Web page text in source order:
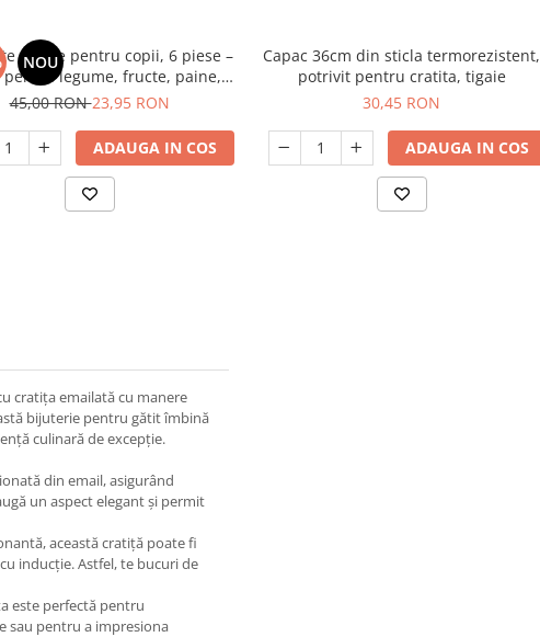
NOU
sigure pentru copii, 6 piese –
legume, fructe, paine,
prajituri – maner ergonomic,
45,00 RON23,95 RON
ADAUGA IN COS
Capac 36cm din sticla termorezistent,
potrivit pentru cratita, tigaie
30,45 RON
ADAUGA IN COS
cratița emailată cu manere
bijuterie pentru gătit îmbină
culinară de excepție.
din email, asigurând
un aspect elegant și permit
această cratiță poate fi
inducție. Astfel, te bucuri de
este perfectă pentru
sau pentru a impresiona